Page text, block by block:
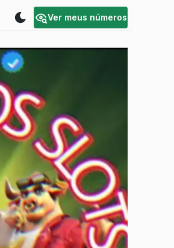
Ver meus números